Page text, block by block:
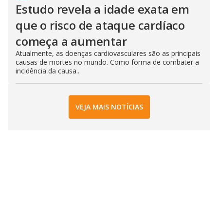
Estudo revela a idade exata em
que o risco de ataque cardíaco
começa a aumentar
Atualmente, as doenças cardiovasculares são as principais
causas de mortes no mundo. Como forma de combater a
incidência da causa...
VEJA MAIS NOTÍCIAS